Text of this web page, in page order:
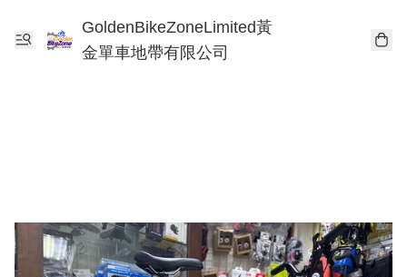
GoldenBikeZoneLimited黃
金單車地帶有限公司